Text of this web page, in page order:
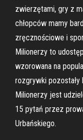
zwierzętami, gry z
chłopców mamy
zręcznościowe i
Milionerzy to
wzorowana na
rozgrywki
Milionerzy jest
15 pytań przez
Urbańskiego.